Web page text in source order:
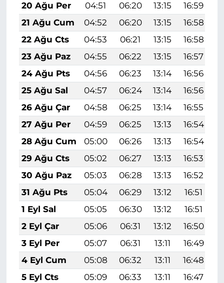
20 Ağu Per
04:51 06:20 13:15 16:59
21 Ağu Cum
04:52 06:20 13:15 16:58
22 Ağu Cts
04:53 06:21 13:15 16:58
23 Ağu Paz
04:55 06:22 13:15 16:57
24 Ağu Pts
04:56 06:23 13:14 16:56
25 Ağu Sal
04:57 06:24 13:14 16:56
26 Ağu Çar
04:58 06:25 13:14 16:55
27 Ağu Per
04:59 06:25 13:13 16:54
28 Ağu Cum
05:00 06:26 13:13 16:54
29 Ağu Cts
05:02 06:27 13:13 16:53
30 Ağu Paz
05:03 06:28 13:13 16:52
31 Ağu Pts
05:04 06:29 13:12 16:51
1 Eyl Sal
05:05 06:30 13:12 16:51
2 Eyl Çar
05:06 06:31 13:12 16:50
3 Eyl Per
05:07 06:31 13:11 16:49
4 Eyl Cum
05:08 06:32 13:11 16:48
5 Eyl Cts
05:09 06:33 13:11 16:47